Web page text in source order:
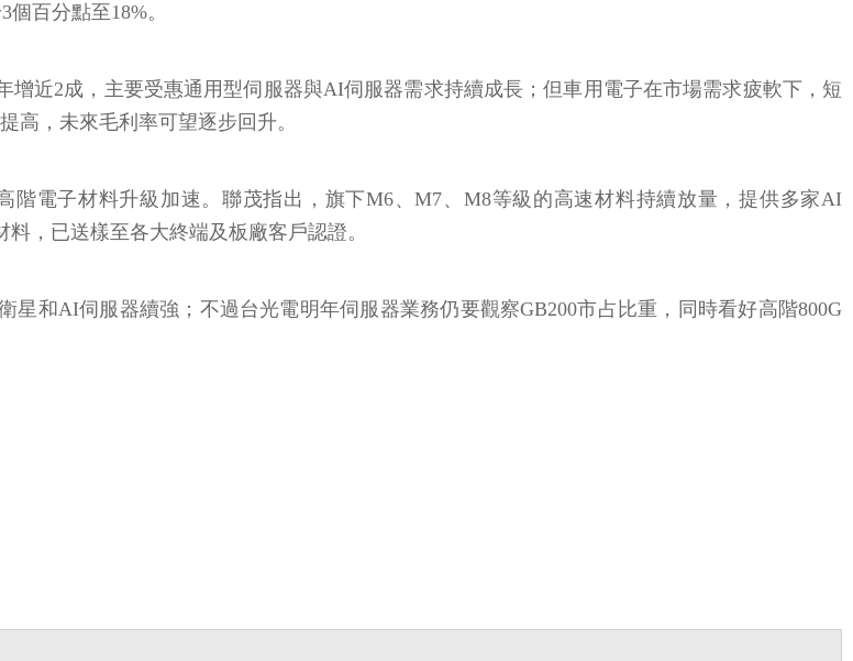
百分點至18%。
近2成，主要受惠通用型伺服器與AI伺服器需求持續成長；但車用電子在市場需求疲軟下，短
高，未來毛利率可望逐步回升。
階電子材料升級加速。聯茂指出，旗下M6、M7、M8等級的高速材料持續放量，提供多家AI
，已送樣至各大終端及板廠客戶認證。
和AI伺服器續強；不過台光電明年伺服器業務仍要觀察GB200市占比重，同時看好高階800G